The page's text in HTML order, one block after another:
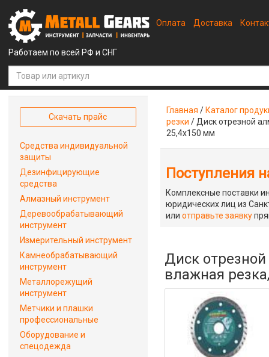
Работаем по всей РФ и СНГ
Оплата Доставка
Главная / Каталог
резки / Диск отрезной
25,4х150 мм
Поступления
Комплексные поставки
юридических лиц из
илиотправьте заявку
Диск
влажная
Скачать прайс
Средства индивидуальной
защиты
Дезинфицирующие
средства
Алмазный инструмент
Деревообрабатывающий
инструмент
Измерительный инструмент
Камнеобрабатывающий
инструмент
Металлорежущий
инструмент
Метчики и плашки
профессиональные
Оборудование и
спецодежда